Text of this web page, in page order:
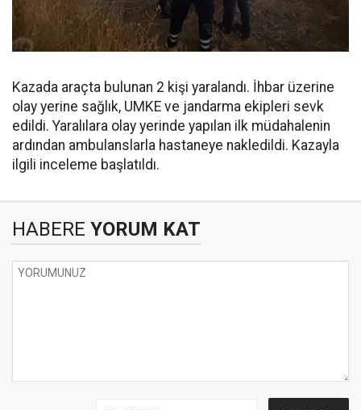
Kazada araçta bulunan 2 kişi yaralandı. İhbar üzerine
olay yerine sağlık, UMKE ve jandarma ekipleri sevk
edildi. Yaralılara olay yerinde yapılan ilk müdahalenin
ardından ambulanslarla hastaneye nakledildi. Kazayla
ilgili inceleme başlatıldı.
HABERE YORUM KAT